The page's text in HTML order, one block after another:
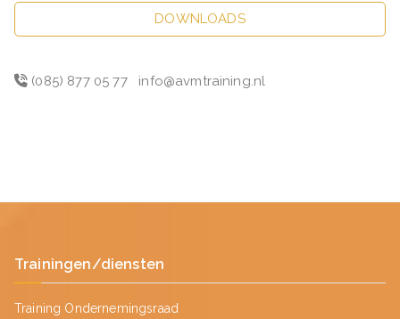
DOWNLOADS
(085) 877 05 77 info@avmtraining.nl
Trainingen/diensten
Training Ondernemingsraad